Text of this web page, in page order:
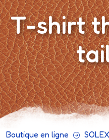
T-shirt
Boutique en ligne SOLEX